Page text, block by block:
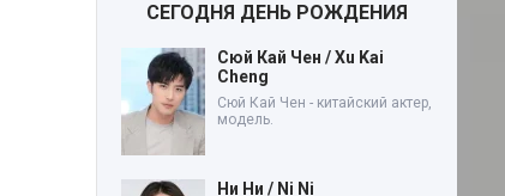
СЕГОДНЯ ДЕНЬ РОЖДЕНИЯ
Сюй Кай Чен / Xu Kai
Cheng
Сюй Кай Чен - китайский актер,
модель.
Ни Ни / Ni Ni